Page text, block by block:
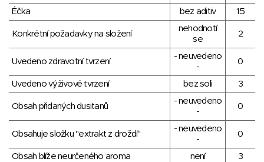
Éčka
bez aditiv 15
Konkrétní požadavky na složení
nehodnotí
se
2
Uvedeno zdravotní tvrzení
- neuvedeno
-
0
Uvedeno výživové tvrzení bez soli 3
Obsah přidaných dusitanů
- neuvedeno
-
0
Obsahuje složku "extrakt z droždí"
- neuvedeno
-
0
Obsah blíže neurčeného aroma není
3